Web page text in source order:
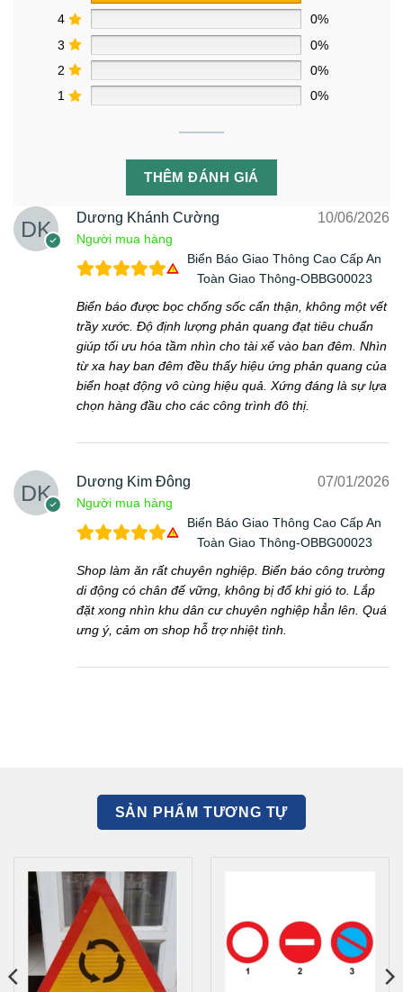
4
0%
3
0%
2
0%
1
0%
THÊM ĐÁNH GIÁ
Dương Khánh Cường
Người mua hàng
10/06/2026
Biển Báo Giao Thông Cao Cấp An
Toàn Giao Thông-OBBG00023
Biển báo được bọc chống sốc cẩn thận, không một vết
trầy xước. Độ định lượng phản quang đạt tiêu chuẩn
giúp tối ưu hóa tầm nhìn cho tài xế vào ban đêm. Nhìn
từ xa hay ban đêm đều thấy hiệu ứng phản quang của
biển hoạt động vô cùng hiệu quả. Xứng đáng là sự lựa
chọn hàng đầu cho các công trình đô thị.
Dương Kim Đông
Người mua hàng
07/01/2026
Biển Báo Giao Thông Cao Cấp An
Toàn Giao Thông-OBBG00023
Shop làm ăn rất chuyên nghiệp. Biển báo công trường
di động có chân đế vững, không bị đổ khi gió to. Lắp
đặt xong nhìn khu dân cư chuyên nghiệp hẳn lên. Quá
ưng ý, cảm ơn shop hỗ trợ nhiệt tình.
SẢN PHẨM TƯƠNG TỰ